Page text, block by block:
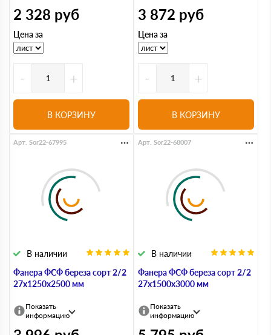
2 328 руб
Цена за
- +
В КОРЗИНУ
3 872 руб
Цена за
- +
В КОРЗИНУ
Фанера ФСФ береза сорт 2/2
27х1250х2500 мм
В наличии
Арт. Sor22-67995
Показать
информацию
Фанера ФСФ береза сорт 2/2
27х1500х3000 мм
В наличии
Арт. Sor22-68007
Показать
информацию